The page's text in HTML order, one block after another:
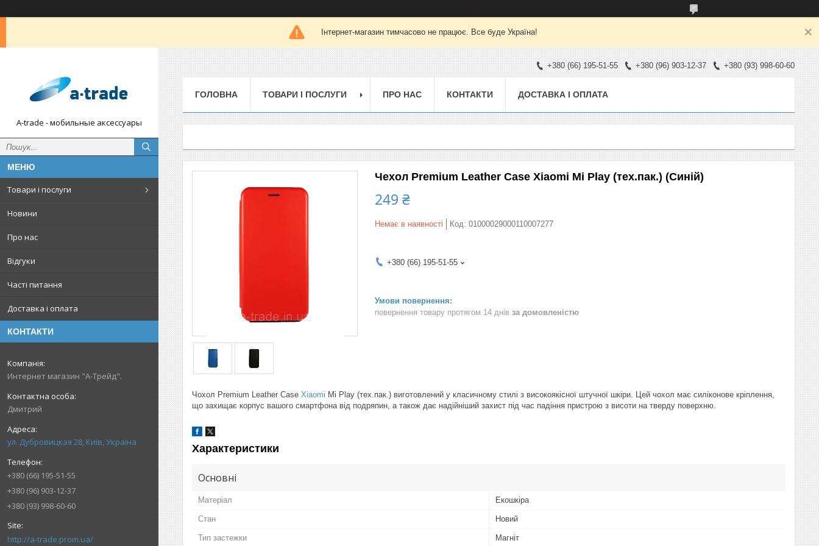
Інтернет-магазин тимчасово не працює. Все буде Україна!
A-trade - мобильные аксессуары
Товари і послуги
Новини
Про нас
Відгуки
Часті питання
Доставка і оплата
КОНТАКТИ
Интернет магазин "А-Трейд".
Дмитрий
ул. Дубровицкая 28, Київ, Україна
+380 (66) 195-51-55
+380 (96) 903-12-37
+380 (93) 998-60-60
http://a-trade.prom.ua/
+380 (66) 195-51-55 +380 (96) 903-12-37 +380 (93) 998-60-60
ГОЛОВНА ТОВАРИ І ПОСЛУГИ ПРО НАС КОНТАКТИ ДОСТАВКА І ОПЛАТА
Чехол Premium Leather Case Xiaomi Mi Play (тех.пак.) (Синій)
249 ₴
Немає в наявності Код: 01000029000110007277
+380 (66) 195-51-55
повернення товару протягом 14 днів за домовленістю
Чохол Premium Leather Case Xiaomi Mi Play (тех.пак.) виготовлений у класичному стилі з високоякісної штучної шкіри. Цей чохол має силіконове кріплення,
що захищає корпус вашого смартфона від подряпин, а також дає надійніший захист під час падіння пристрою з висоти на тверду поверхню.
Характеристики
Основні
Матеріал Екошкіра
Стан Новий
Тип застежки Магніт